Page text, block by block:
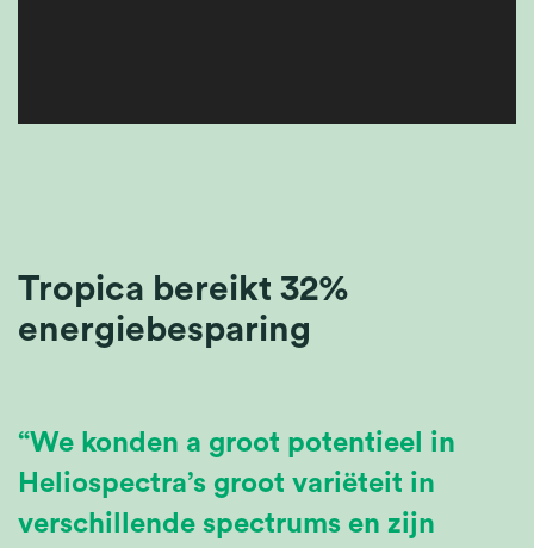
Tropica bereikt 32%
energiebesparing
“We konden a groot potentieel in
Heliospectra’s groot variëteit in
verschillende spectrums en zijn